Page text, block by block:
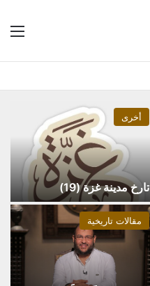
أخرى
تارخ مدينة غزة (19)
مقالات تاريخية